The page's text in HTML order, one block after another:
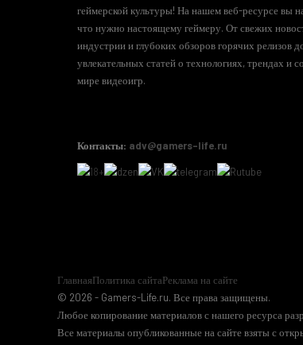
геймерской культуры! На нашем веб-ресурсе вы
что нужно настоящему геймеру. От свежих
индустрии и глубоких обзоров горячих релизов
увлекательных статей о технологиях, трендах и
мире видеоигр.
Контакты: adv@gamers-life.ru
ГлавнаяПолитика сайтаРеклама на сайте
© 2026 - Gamers-Life.ru. Все права защищены.
Любое копирование материалов с нашего ресурса
Все материалы опубликованные на сайте взяты с